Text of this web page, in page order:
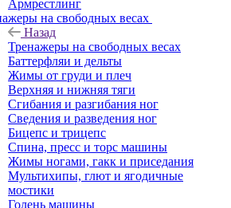
Армрестлинг
на свободных весах
Назад
Тренажеры на свободных весах
Баттерфляи и дельты
Жимы от груди и плеч
Верхняя и нижняя тяги
Сгибания и разгибания ног
Сведения и разведения ног
Бицепс и трицепс
Спина, пресс и торс машины
Жимы ногами, гакк и приседания
Мультихипы, глют и ягодичные
мостики
Голень машины